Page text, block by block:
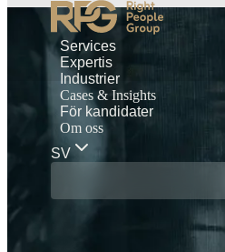
Services
Expertis
Industrier
Cases & Insights
För kandidater
Om oss
SV